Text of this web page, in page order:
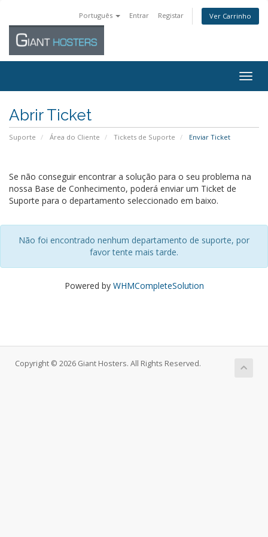
Português Entrar Registar Ver Carrinho
Abrir Ticket
Suporte Área do Cliente Tickets de Suporte Enviar Ticket
Se não conseguir encontrar a solução para o seu problema na
nossa Base de Conhecimento, poderá enviar um Ticket de
Suporte para o departamento seleccionado em baixo.
Não foi encontrado nenhum departamento de suporte, por
favor tente mais tarde.
Powered by WHMCompleteSolution
Copyright © 2026 Giant Hosters. All Rights Reserved.